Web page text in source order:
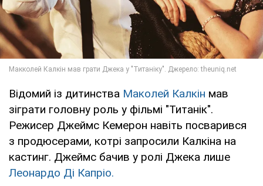
Відомий із дитинства Маколей Калкін мав
зіграти головну роль у фільмі "Титанік".
Режисер Джеймс Кемерон навіть посварився
з продюсерами, котрі запросили Калкіна на
кастинг. Джеймс бачив у ролі Джека лише
Леонардо Ді Капріо.